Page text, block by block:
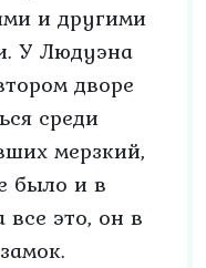
и другими
У Людуэна
дворе
среди
мерзкий,
было и в
все это, он в